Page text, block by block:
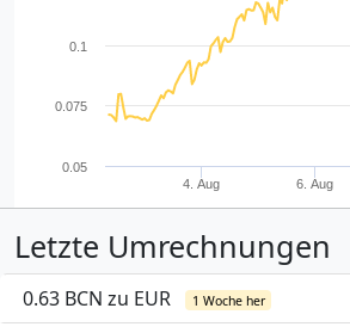
4. Aug 6. Aug
0.05
0.075
0.1
Letzte Umrechnungen
0.63 BCN zu EUR 1 Woche her